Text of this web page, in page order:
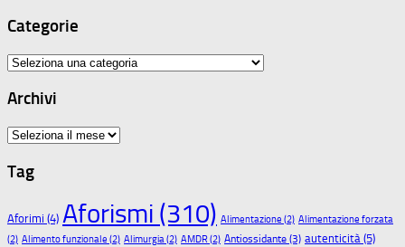
Categorie
Categorie
Archivi
Archivi
Tag
Aforimi (4) Aforismi (310) Alimentazione (2) Alimentazione forzata
(2) Alimento funzionale (2) Alimurgia(2) AMDR(2) Antiossidante (3) autenticità(5)